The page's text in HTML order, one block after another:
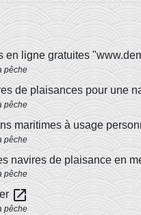
en ligne gratuites
pêche
de plaisances pour une
pêche
maritimes à usage
pêche
navires de plaisance en
pêche
open_in_new
pêche